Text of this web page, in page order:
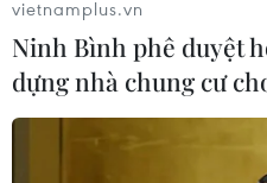
28/07/2026 22:51
Động đất tại Nhật Bản:
vietnamplus.vn
Ninh Bình phê duyệt
dựng nhà chung cư